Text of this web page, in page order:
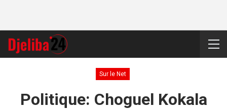
Sur le Net
Politique: Choguel Kokala